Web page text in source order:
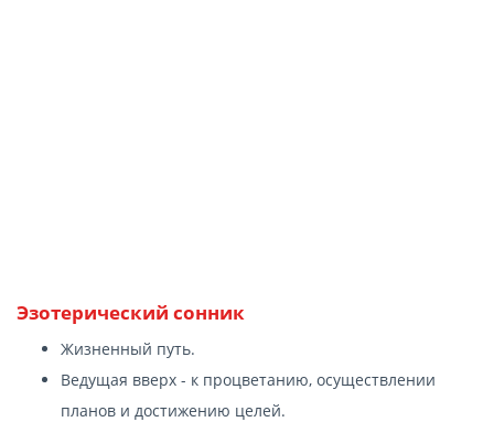
Эзотерический сонник
Жизненный путь.
Ведущая вверх - к процветанию, осуществлении
планов и достижению целей.